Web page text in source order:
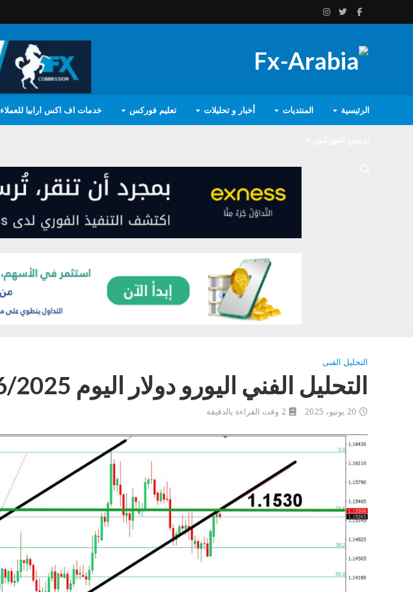
الرئيسية المنتديات أخبار و تحليلات تعليم فوركس خدمات اف اكس ارابيا للعملاء
التحليل الفنى
التحليل الفني اليورو دولار اليوم 20/6/2025
20 يونيو، 2025 2 وقت القراءة بالدقيقة